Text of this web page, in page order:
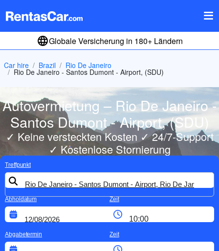
Globale Versicherung in 180+ Ländern
Car hire Brazil Rio De Janeiro
Rio De Janeiro - Santos Dumont - Airport, (SDU)
Autovermietung – Rio De Janeiro -
Santos Dumont - Airport, (SDU)
✓ Keine versteckten Kosten ✓ 24/7-Support
✓ Kostenlose Stornierung
Treffpunkt
Abholdatum Zeit
Abgabetermin Zeit